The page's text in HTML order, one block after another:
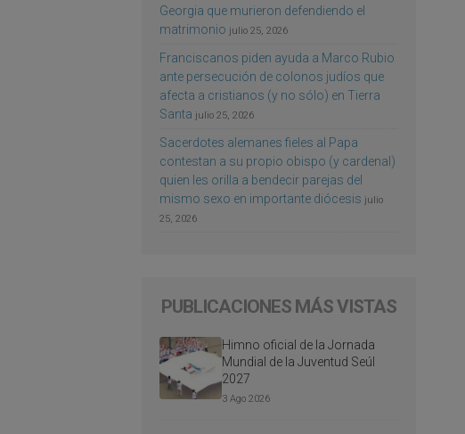
Georgia que murieron defendiendo el
matrimonio julio 25, 2026
Franciscanos piden ayuda a Marco Rubio
ante persecución de colonos judíos que
afecta a cristianos (y no sólo) en Tierra
Santa julio 25, 2026
Sacerdotes alemanes fieles al Papa
contestan a su propio obispo (y cardenal)
quien les orilla a bendecir parejas del
mismo sexo en importante diócesis julio
25, 2026
PUBLICACIONES MÁS VISTAS
Himno oficial de la Jornada
Mundial de la Juventud Seúl
2027
3 Ago 2026